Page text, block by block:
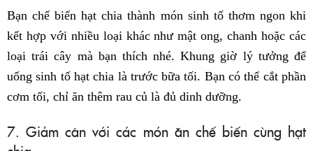
Bạn chế biến hạt chia thành món sinh tố thơm ngon khi
kết hợp với nhiều loại khác như mật ong, chanh hoặc các
loại trái cây mà bạn thích nhé. Khung giờ lý tưởng để
uống sinh tố hạt chia là trước bữa tối. Bạn có thể cắt phần
cơm tối, chỉ ăn thêm rau củ là đủ dinh dưỡng.
7. Giảm cân với các món ăn chế biến cùng hạt